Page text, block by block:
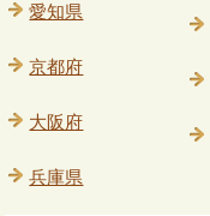
愛知県
京都府
大阪府
兵庫県